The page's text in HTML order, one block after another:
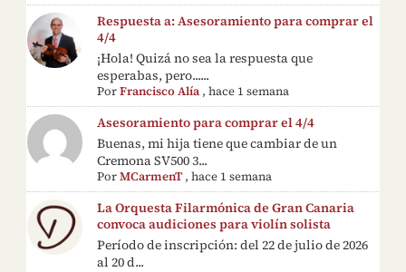
Respuesta a: Asesoramiento para comprar el
4/4
¡Hola! Quizá no sea la respuesta que
esperabas, pero......
PorFrancisco Alía ,hace 1 semana
Asesoramiento para comprar el 4/4
Buenas, mi hija tiene que cambiar de un
Cremona SV500 3...
PorMCarmenT,hace 1 semana
La Orquesta Filarmónica de Gran Canaria
convoca audiciones para violín solista
Período de inscripción: del 22 de julio de 2026
al 20 d...